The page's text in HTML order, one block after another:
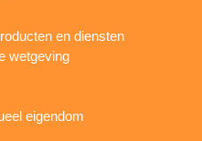
en diensten
wetgeving
eigendom